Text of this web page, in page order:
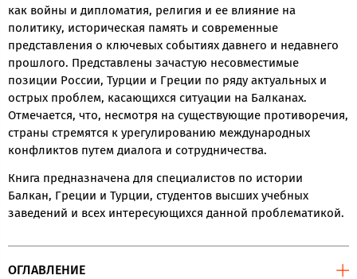
как войны и дипломатия, религия и ее влияние на
политику, историческая память и современные
представления о ключевых событиях давнего и недавнего
прошлого. Представлены зачастую несовместимые
позиции России, Турции и Греции по ряду актуальных и
острых проблем, касающихся ситуации на Балканах.
Отмечается, что, несмотря на существующие противоречия,
страны стремятся к урегулированию международных
конфликтов путем диалога и сотрудничества.
Книга предназначена для специалистов по истории
Балкан, Греции и Турции, студентов высших учебных
заведений и всех интересующихся данной проблематикой.
ОГЛАВЛЕНИЕ